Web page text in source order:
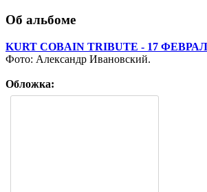
Об альбоме
KURT COBAIN TRIBUTE - 17
Фото: Александр Ивановский.
Обложка: